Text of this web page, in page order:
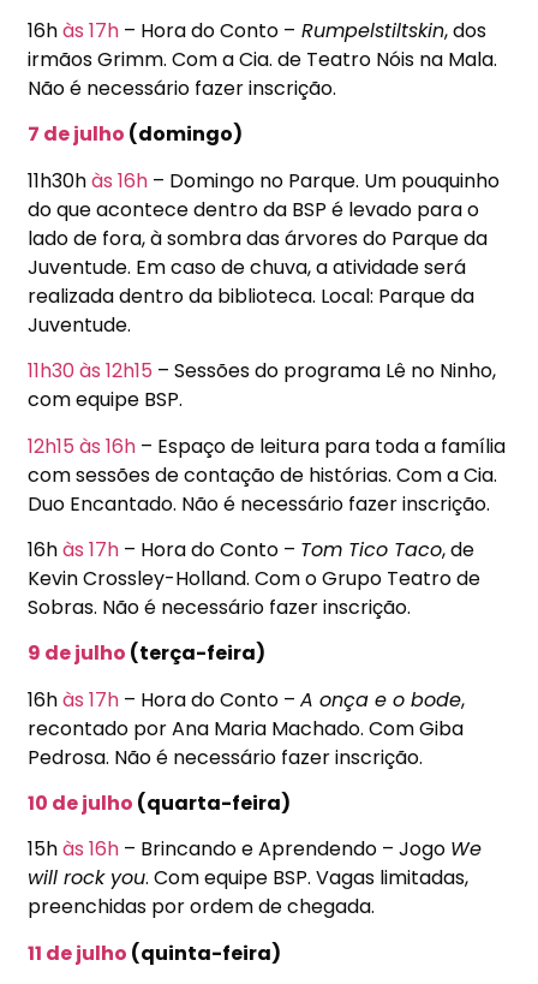
16hàs 17h – Hora do Conto – Rumpelstiltskin, dos
irmãos Grimm. Com a Cia. de Teatro Nóis na Mala.
Não é necessário fazer inscrição.
7 de julho (domingo)
11h30hàs 16h – Domingo no Parque. Um pouquinho
do que acontece dentro da BSP é levado para o
lado de fora, à sombra das árvores do Parque da
Juventude. Em caso de chuva, a atividade será
realizada dentro da biblioteca. Local: Parque da
Juventude.
11h30às 12h15 – Sessões do programa Lê no Ninho,
com equipe BSP.
12h15 às 16h – Espaço de leitura para toda a família
com sessões de contação de histórias. Com a Cia.
Duo Encantado. Não é necessário fazer inscrição.
16hàs 17h – Hora do Conto – Tom Tico Taco, de
Kevin Crossley-Holland. Com o Grupo Teatro de
Sobras. Não é necessário fazer inscrição.
9 de julho (terça-feira)
16hàs 17h – Hora do Conto –A onça e o bode,
recontado por Ana Maria Machado. Com Giba
Pedrosa. Não é necessário fazer inscrição.
10 de julho (quarta-feira)
15hàs 16h – Brincando e Aprendendo – Jogo We
will rock you. Com equipe BSP. Vagas limitadas,
preenchidas por ordem de chegada.
11 de julho (quinta-feira)